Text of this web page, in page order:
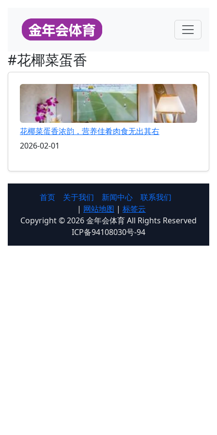
#花椰菜蛋香
花椰菜蛋香浓韵，营养佳肴肉食无出其右
2026-02-01
首页 关于我们 新闻中心
联系我们
| 网站地图 | 标签云
Copyright © 2026 金年会体育 All Rights Reserved
ICP备94108030号-94